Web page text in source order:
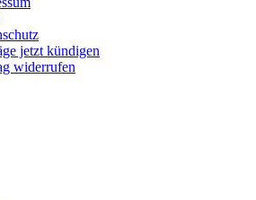
jetzt kündigen
widerrufen